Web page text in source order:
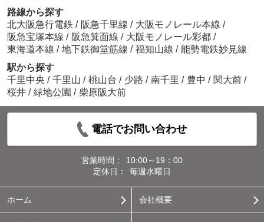
路線から探す
北大阪急行電鉄 / 阪急千里線 / 大阪モノレール本線 /
阪急宝塚本線 / 阪急箕面線 / 大阪モノレール彩都 /
東海道本線 / 地下鉄御堂筋線 / 福知山線 / 能勢電鉄妙見線
駅から探す
千里中央 / 千里山 / 桃山台 / 少路 / 南千里 / 豊中 / 関大前 /
桜井 / 緑地公園 / 柴原阪大前
電話でお問い合わせ
営業時間：
10:00～19：00
定休日：
毎週水曜日
ホーム 会社概要